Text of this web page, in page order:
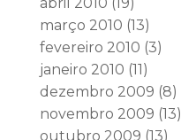
abril 2010 (19)
março 2010 (13)
fevereiro 2010 (3)
janeiro 2010 (11)
dezembro 2009 (8)
novembro 2009 (13)
outubro 2009 (13)